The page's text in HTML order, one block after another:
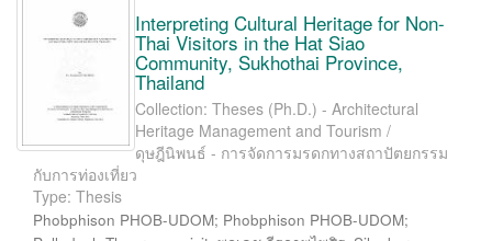
Interpreting Cultural Heritage for Non-
Thai Visitors in the Hat Siao
Community, Sukhothai Province,
Thailand
Collection: Theses (Ph.D.) - Architectural
Heritage Management and Tourism /
ดุษฎีนิพนธ์ - การจัดการมรดกทางสถาปัตยกรรม
กับการท่องเที่ยว
Type: Thesis
Phobphison PHOB-UDOM; Phobphison PHOB-UDOM;